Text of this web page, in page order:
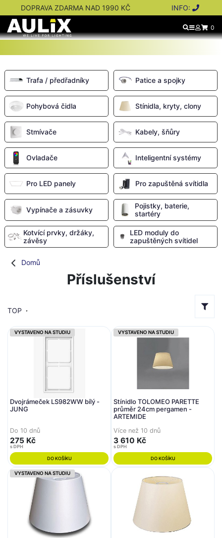
DOPRAVA ZDARMA NAD 1990 KČ INFO:
0
Trafa / předřadníky Patice a spojky
Pohybová čidla Stínidla, kryty, clony
Stmívače Kabely, šňůry
Ovladače Inteligentní systémy
Pro LED panely Pro zapuštěná svítidla
Vypínače a zásuvky
Pojistky, baterie,
startéry
Kotvící prvky, držáky,
závěsy
LED moduly do
zapuštěných svítidel
Domů
Příslušenství
TOP
VYSTAVENO NA STUDIU
Dvojrámeček LS982WW bílý -
JUNG
Do 10 dnů
275 Kč
s DPH
DO KOŠÍKU
VYSTAVENO NA STUDIU
Stínidlo TOLOMEO PARETTE
průměr 24cm pergamen -
ARTEMIDE
Více než 10 dnů
3 610 Kč
s DPH
DO KOŠÍKU
VYSTAVENO NA STUDIU